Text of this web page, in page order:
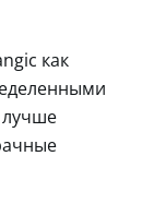
как
лучше